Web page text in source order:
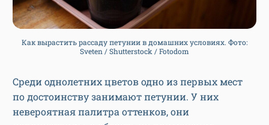
Как вырастить рассаду петунии в домашних условиях. Фото:
Sveten / Shutterstock / Fotodom
Среди однолетних цветов одно из первых мест
по достоинству занимают петунии. У них
невероятная палитра оттенков, они